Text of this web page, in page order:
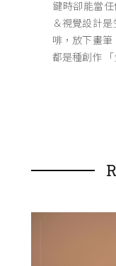
鍵時卻能當
＆視覺設計
啡，放下畫
都是種創作 「